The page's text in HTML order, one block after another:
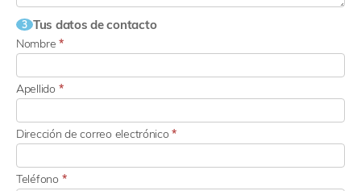
3 Tus datos de contacto
Nombre*
Apellido *
Dirección de correo electrónico*
Teléfono *